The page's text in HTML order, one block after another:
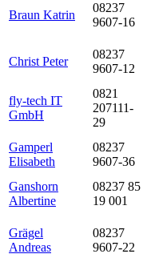
Braun Katrin
08237
9607-16
Christ Peter
08237
9607-12
fly-tech IT
GmbH
0821
207111-
29
Gamperl
Elisabeth
08237
9607-36
Ganshorn
Albertine
08237 85
19 001
Grägel
Andreas
08237
9607-22